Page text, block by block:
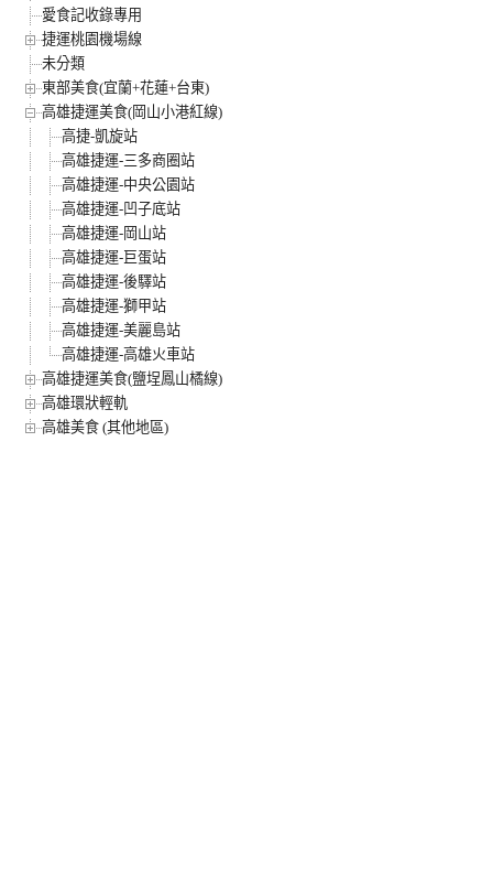
愛食記收錄專用
捷運桃園機場線
未分類
東部美食(宜蘭+花蓮+台東)
高雄捷運美食(岡山小港紅線)
高捷-凱旋站
高雄捷運-三多商圈站
高雄捷運-中央公園站
高雄捷運-凹子底站
高雄捷運-岡山站
高雄捷運-巨蛋站
高雄捷運-後驛站
高雄捷運-獅甲站
高雄捷運-美麗島站
高雄捷運-高雄火車站
高雄捷運美食(鹽埕鳳山橘線)
高雄環狀輕軌
高雄美食 (其他地區)